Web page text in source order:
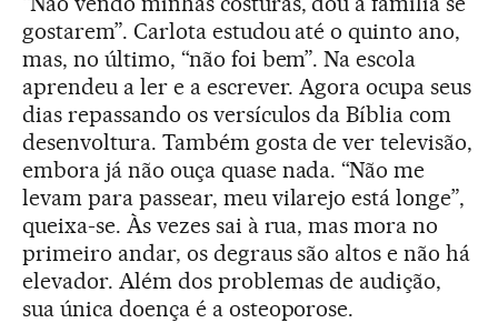
gostarem”. Carlota estudou até o quinto ano,
mas, no último, “não foi bem”. Na escola
aprendeu a ler e a escrever. Agora ocupa seus
dias repassando os versículos da Bíblia com
desenvoltura. Também gosta de ver televisão,
embora já não ouça quase nada. “Não me
levam para passear, meu vilarejo está longe”,
queixa-se. Às vezes sai à rua, mas mora no
primeiro andar, os degraus são altos e não há
elevador. Além dos problemas de audição,
sua única doença é a osteoporose.